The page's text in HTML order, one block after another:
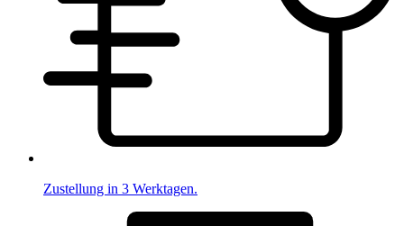
Zustellung in 3 Werktagen.